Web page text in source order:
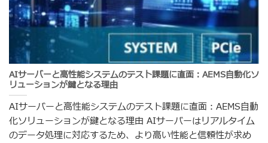
AIサーバーと高性能システムのテスト課題に直面：AEMS自動化ソ
リューションが鍵となる理由
AIサーバーと高性能システムのテスト課題に直面：AEMS自動
化ソリューションが鍵となる理由 AIサーバーはリアルタイム
のデータ処理に対応するため、より高い性能と信頼性が求め